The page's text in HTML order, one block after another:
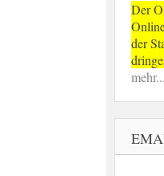
Der
der
mehr...